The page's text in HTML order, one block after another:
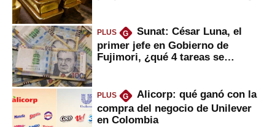
PLUS G
Sunat: César Luna, el
primer jefe en Gobierno de
Fujimori, ¿qué 4 tareas se
PLUS G
Alicorp: qué ganó con la
compra del negocio de Unilever
en Colombia